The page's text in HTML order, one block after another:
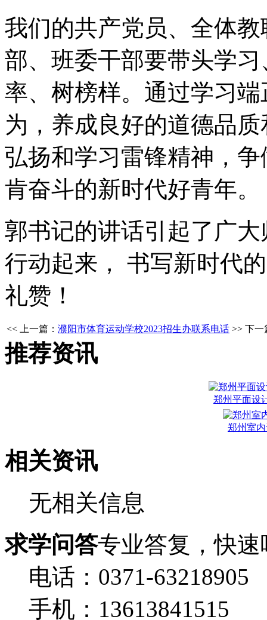
我们的共产党员、全体
部、班委干部要带头学
率、树榜样。通过学习
为，养成良好的道德品
弘扬和学习雷锋精神，
肯奋斗的新时代好青年。
郭书记的讲话引起了广
行动起来， 书写新时代
礼赞！
<< 上一篇： 濮阳市体育运动学校2023招生办联系电话 >> 下一
推荐资讯
郑州平面设
郑州室
相关资讯
无相关信息
求学问答专业答复，快速
电话：0371-63218905
手机：13613841515